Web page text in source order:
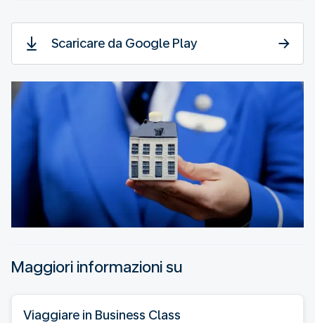
Scaricare da Google Play
Maggiori informazioni su
Viaggiare in Business Class